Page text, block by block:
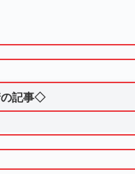
記事◇